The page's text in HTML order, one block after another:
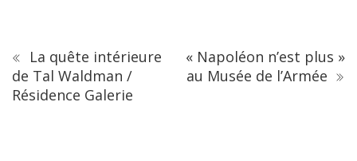
La quête intérieure
de Tal Waldman /
Résidence Galerie
« Napoléon n’est plus »
au Musée de l’Armée